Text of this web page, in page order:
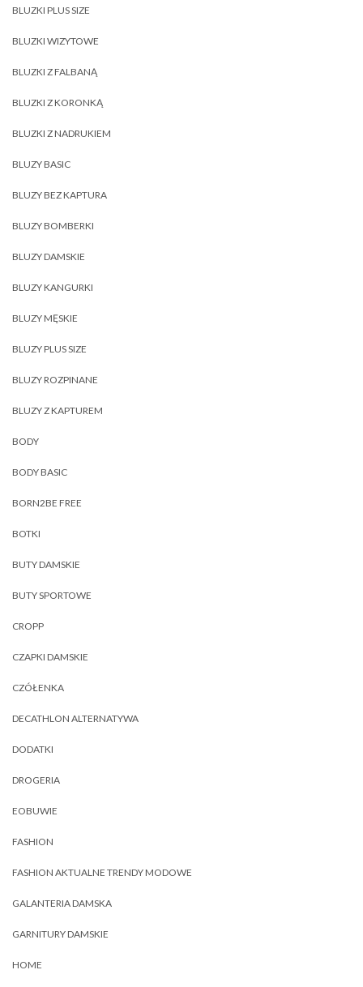
BLUZKI PLUS SIZE
BLUZKI WIZYTOWE
BLUZKI Z FALBANĄ
BLUZKI Z KORONKĄ
BLUZKI Z NADRUKIEM
BLUZY BASIC
BLUZY BEZ KAPTURA
BLUZY BOMBERKI
BLUZY DAMSKIE
BLUZY KANGURKI
BLUZY MĘSKIE
BLUZY PLUS SIZE
BLUZY ROZPINANE
BLUZY Z KAPTUREM
BODY
BODY BASIC
BORN2BE FREE
BOTKI
BUTY DAMSKIE
BUTY SPORTOWE
CROPP
CZAPKI DAMSKIE
CZÓŁENKA
DECATHLON ALTERNATYWA
DODATKI
DROGERIA
EOBUWIE
FASHION
FASHION AKTUALNE TRENDY MODOWE
GALANTERIA DAMSKA
GARNITURY DAMSKIE
HOME